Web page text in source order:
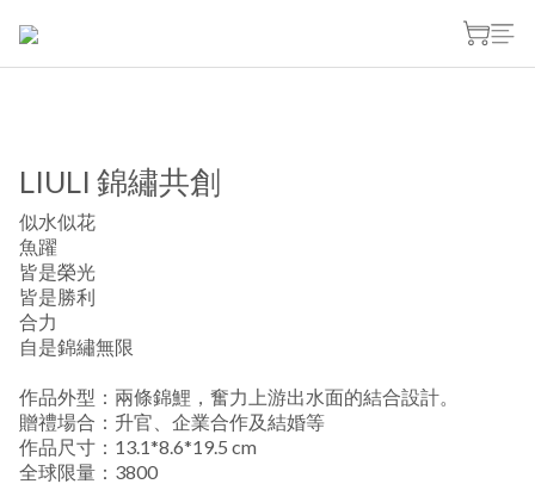
LIULI 錦繡共創
似水似花
魚躍
皆是榮光
皆是勝利
合力
自是錦繡無限
作品外型：兩條錦鯉，奮力上游出水面的結合設計。
贈禮場合：升官、企業合作及結婚等
作品尺寸：13.1*8.6*19.5 cm
全球限量：3800